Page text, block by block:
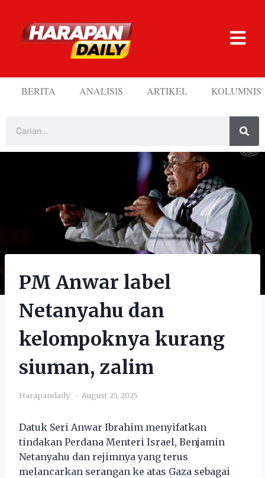
BERITA ANALISIS ARTIKEL KOLUMNIS
PM Anwar label
Netanyahu dan
kelompoknya kurang
siuman, zalim
Harapandaily August 25, 2025
Datuk Seri Anwar Ibrahim menyifatkan
tindakan Perdana Menteri Israel, Benjamin
Netanyahu dan rejimnya yang terus
melancarkan serangan ke atas Gaza sebagai